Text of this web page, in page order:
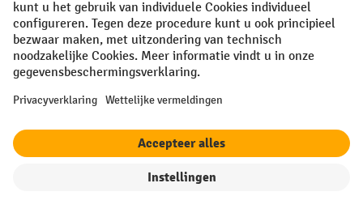
if not stated otherwise.
¹ De korting is geldig zolang de voorraad strekt. De korting is niet van
toepassing op speciale prijzen. Een combinatie met andere
procentuele kortingen of vouchers is niet mogelijk. | ² De korting
nieuwsbrief. De voucher is 10 dagen geldig en kan online worden
korting varieert per productcategorie en is maximaal 10%. Elektrische
pallettrucks, elektrische stapelaars, elektrische heftrucks en
worden gecombineerd met andere kortingspercentages of vouchers.